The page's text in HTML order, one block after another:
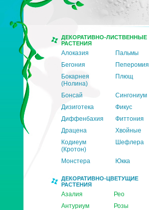
ДЕКОРАТИВНО-ЛИСТВЕННЫЕ
РАСТЕНИЯ
Алоказия
Пальмы
Бегония
Пеперомия
Бокарнея
(Нолина)
Плющ
Бонсай
Сингониум
Дизиготека
Фикус
Диффенбахия
Фиттония
Драцена
Хвойные
Кодиеум
(Кротон)
Шефлера
Монстера Юкка
ДЕКОРАТИВНО-ЦВЕТУЩИЕ
РАСТЕНИЯ
Азалия
Рео
Антуриум
Розы